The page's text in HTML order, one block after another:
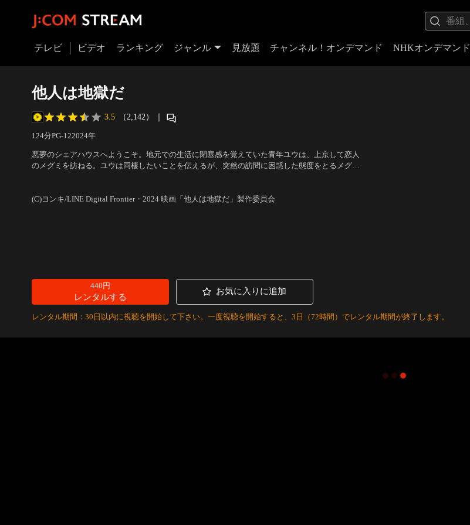
テレビ ビデオ ランキング ジャンル 見放題 チャンネル！オンデマンド NHKオンデマンド
他人は地獄だ
3.5 （2,142） ｜
124分PG-122024年
悪夢のシェアハウスへようこそ。地元での生活に閉塞感を覚えていた青年ユウは、上京して恋人
のメグミを訪ねる。ユウは同棲したいことを伝えるが、突然の訪問に困惑した態度をとるメグミ
(C)ヨンキ/LINE Digital Frontier・2024 映画「他人は地獄だ」製作委員会
440円
レンタルする
お気に入りに追加
レンタル期間：30日以内に視聴を開始して下さい。一度視聴を開始すると、3日（72時間）でレンタル期間が終了します。